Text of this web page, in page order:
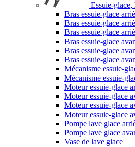
Essuie-glace,
Bras essuie-glace
Bras essuie-glace
Bras essuie-glace
Bras essuie-glace
Bras essuie-glace
Bras essuie-glace
Mécanisme essuie-
Mécanisme essuie-
Moteur essuie-glace
Moteur essuie-glace
Moteur essuie-glace
Moteur essuie-glace
Pompe lave glace
Pompe lave glace
Vase de lave glace